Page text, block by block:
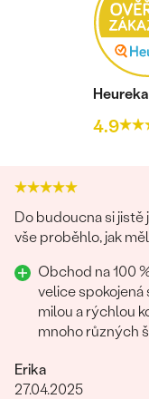
4.9
Do budoucna si jistě
vše proběhlo, jak
Obchod na 100
velice spokojená
milou a rýchlou
mnoho různých šperků. Veliké
Erika
27.04.2025